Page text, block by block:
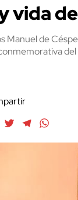
vida
Manuel de
FacebookTwitterTelegram